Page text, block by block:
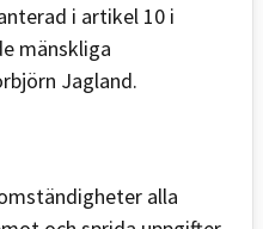
i artikel 10 i
mänskliga
Jagland.
alla